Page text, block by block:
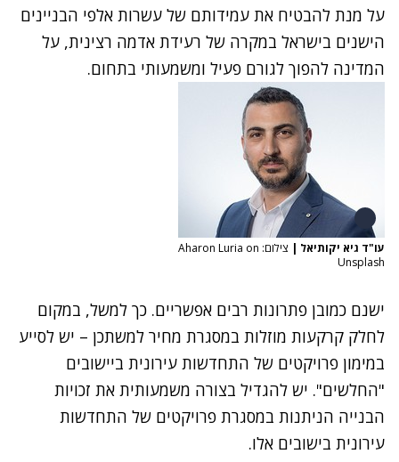
על מנת להבטיח את עמידותם של עשרות אלפי הבניינים
הישנים בישראל במקרה של רעידת אדמה רצינית, על
המדינה להפוך לגורם פעיל ומשמעותי בתחום.
עו"ד גיא יקותיאל |
צילום: Aharon Luria on
Unsplash
ישנם כמובן פתרונות רבים אפשריים. כך למשל, במקום
לחלק קרקעות מוזלות במסגרת מחיר למשתכן – יש לסייע
במימון פרויקטים של התחדשות עירונית ביישובים
"החלשים". יש להגדיל בצורה משמעותית את זכויות
הבנייה הניתנות במסגרת פרויקטים של התחדשות
עירונית בישובים אלו.